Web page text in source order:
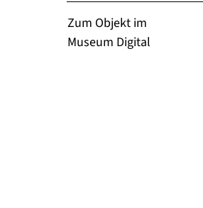
Zum Objekt im
Museum Digital